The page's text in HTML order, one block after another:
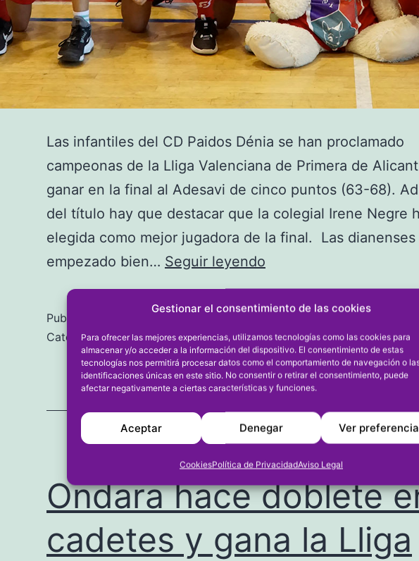
Gestionar el consentimiento de las cookies
Para ofrecer las mejores experiencias, utilizamos tecnologías como las cookies para
almacenar y/o acceder a la información del dispositivo. El consentimiento de estas
tecnologías nos permitirá procesar datos como el comportamiento de navegación o
identificaciones únicas en este sitio. No consentir o retirar el consentimiento, puede
afectar negativamente a ciertas características y funciones.
Aceptar Denegar Ver
CookiesPolítica de PrivacidadAviso Legal
Las infantiles del CD Paidos Dénia se han proclamado
campeonas de la Lliga Valenciana de Primera de
ganar en la final al Adesavi de cinco puntos (63-68).
del título hay que destacar que la colegial Irene Negre
elegida como mejor jugadora de la final. Las
empezado bien… Seguir leyendo
infantiles
del
CD
Paidos
Dénia
campeonas
Lliga
Valenciana
al
Publicada el
12/10/2023
Categorizado comoB. FEM. ESCUELA,B. FEMENINO
Ondara hace doblete
cadetes y gana la Lliga